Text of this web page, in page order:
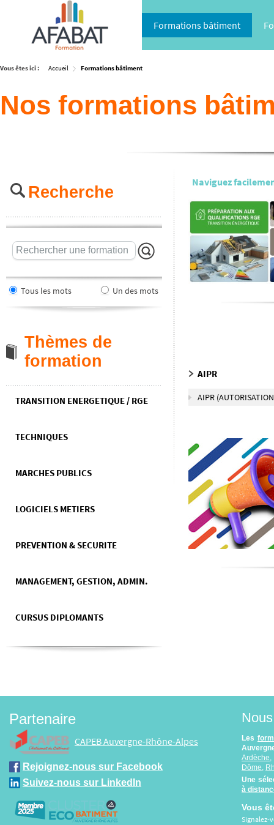
Formations bâtiment
Vous êtes ici : Accueil Formations bâtiment
Nos formations
Recherche
Tous les mots Un des mots
Thèmes de
formation
TRANSITION ENERGETIQUE / RGE
TECHNIQUES
MARCHES PUBLICS
LOGICIELS METIERS
PREVENTION & SECURITE
MANAGEMENT, GESTION, ADMIN.
CURSUS DIPLOMANTS
Naviguez
AIPR
AIPR
Partenaire
CAPEB Auvergne-Rhône-Alpes
Rejoignez-nous sur Facebook
Suivez-nous sur LinkedIn
Les
Ardèche
Dôme
Une
à
Vous
Signalez-